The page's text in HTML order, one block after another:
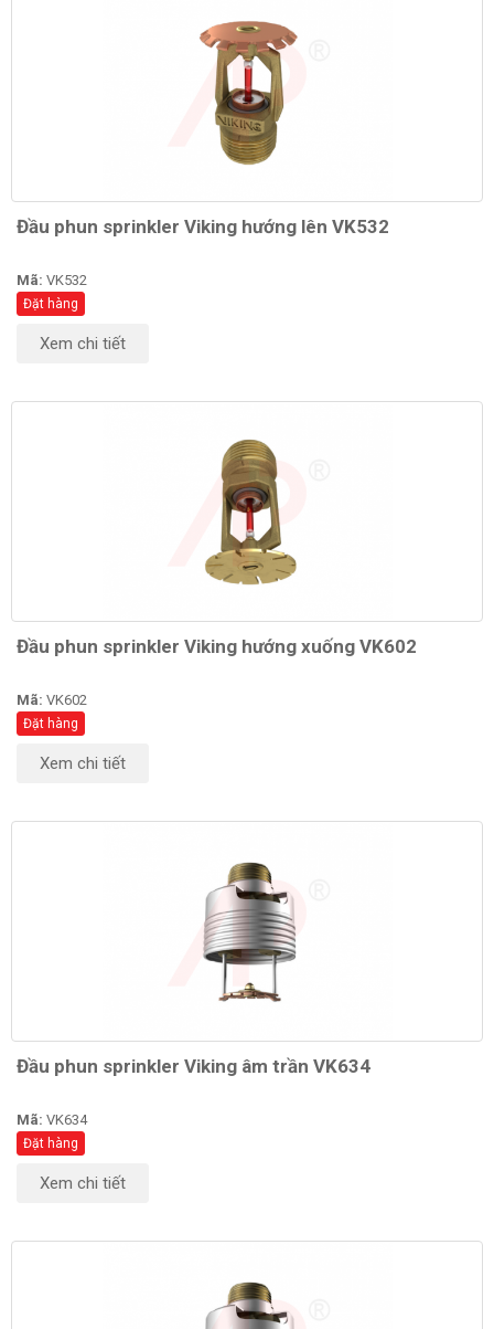
Đầu phun sprinkler Viking hướng lên VK532
Mã: VK532
Đặt hàng
Xem chi tiết
Đầu phun sprinkler Viking hướng xuống VK602
Mã: VK602
Đặt hàng
Xem chi tiết
Đầu phun sprinkler Viking âm trần VK634
Mã: VK634
Đặt hàng
Xem chi tiết